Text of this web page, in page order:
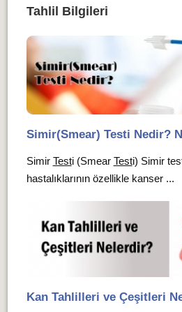
Tahlil Bilgileri
Simir(Smear) Testi Nedir?
Simir Testi (Smear Testi) Simir
hastalıklarının özellikle kanser ...
Kan Tahlilleri ve Çeşitleri